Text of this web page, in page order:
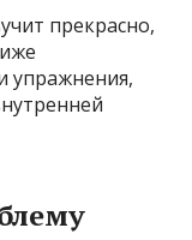
прекрасно,
упражнения,